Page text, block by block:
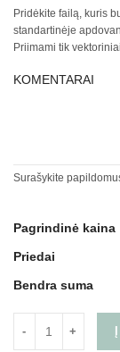
Pridėkite failą, kuris
standartinėje
Priimami tik
KOMENTARAI
Surašykite
Pagrindinė kaina
Priedai
Bendra suma